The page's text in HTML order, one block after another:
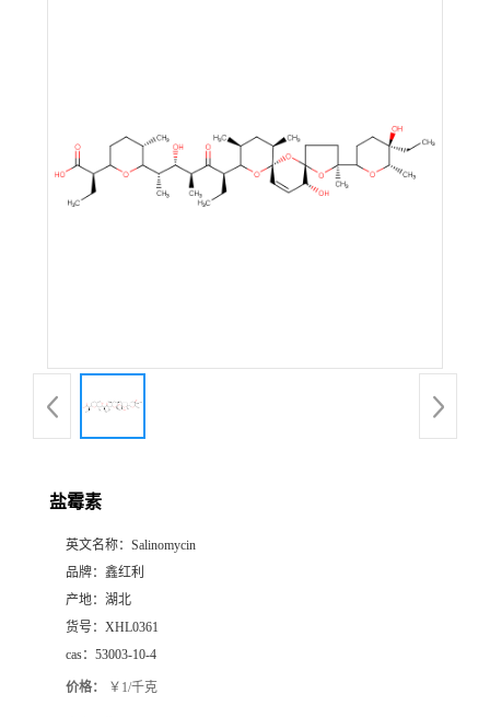
盐霉素
英文名称： Salinomycin
品牌： 鑫红利
产地： 湖北
货号： XHL0361
cas： 53003-10-4
价格： ￥1/千克